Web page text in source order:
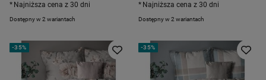
Dostępny w 2 wariantach
Najniższa cena z 30 dni
Dostępny w 2 wariantach
Najniższa cena z 30 dni
-35% -35%